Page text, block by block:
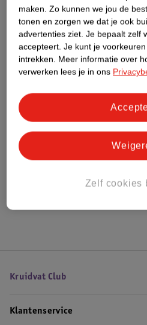
Nature Impact Score
Dit product
Impact
Meer
Bestel & Bezorginformatie
Bekijk ook
Kruidvat Club
Klantenservice
maken. Zo kunnen we jou de
tonen en zorgen we dat je ook
advertenties ziet. Je bepaalt zelf
accepteert. Je kunt je
intrekken. Meer informatie over
verwerken lees je in ons
Zelf cookies